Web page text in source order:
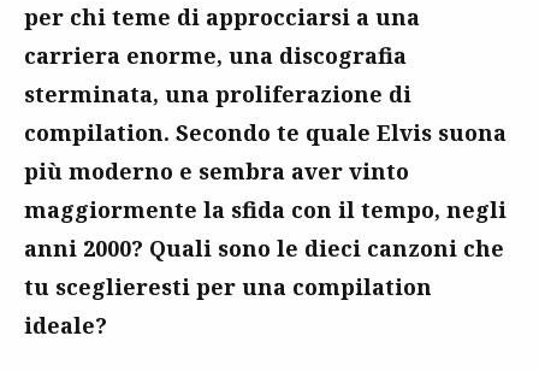
per chi teme di approcciarsi a una
carriera enorme, una discografia
sterminata, una proliferazione di
compilation. Secondo te quale Elvis suona
più moderno e sembra aver vinto
maggiormente la sfida con il tempo, negli
anni 2000? Quali sono le dieci canzoni che
tu sceglieresti per una compilation
ideale?